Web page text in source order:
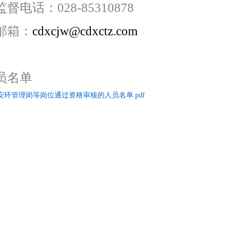
督电话： 028-85310878
： cdxcjw@cdxctz.com
名单
环管理岗等岗位通过资格审核的人员名单.pdf